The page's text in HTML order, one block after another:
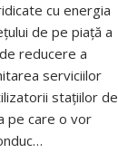
cu energia
de pe piață a
reducere a
serviciilor
stațiilor de
pe care o vor